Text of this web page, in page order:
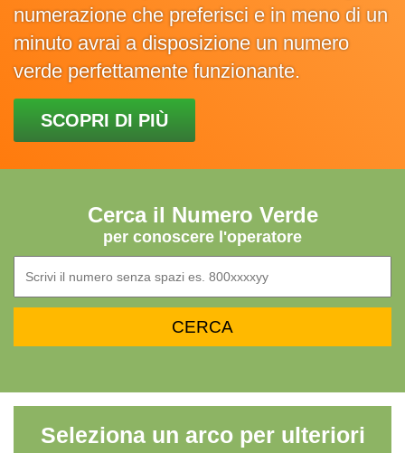
numerazione che preferisci e in meno di un
minuto avrai a disposizione un numero
verde perfettamente funzionante.
SCOPRI DI PIÙ
Cerca il Numero Verde
per conoscere l'operatore
Seleziona un arco per ulteriori